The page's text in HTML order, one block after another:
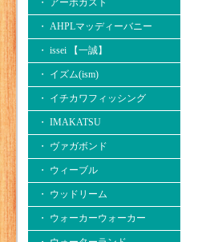
・ アーボガスト
・ AHPLマッディーバニー
・ issei 【一誠】
・ イズム(ism)
・ イチカワフィッシング
・ IMAKATSU
・ ヴァガボンド
・ ウィーブル
・ ウッドリーム
・ ウォーカーウォーカー